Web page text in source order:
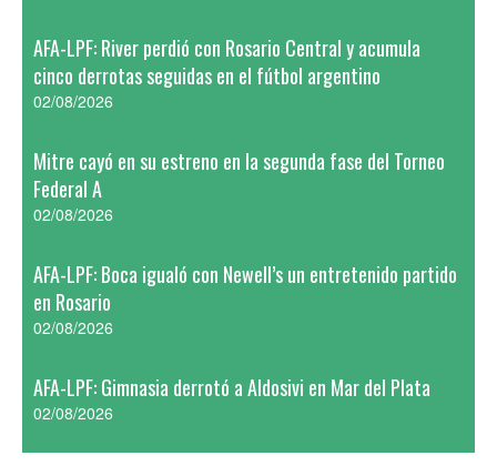
AFA-LPF: River perdió con Rosario Central y acumula
cinco derrotas seguidas en el fútbol argentino
02/08/2026
Mitre cayó en su estreno en la segunda fase del Torneo
Federal A
02/08/2026
AFA-LPF: Boca igualó con Newell’s un entretenido partido
en Rosario
02/08/2026
AFA-LPF: Gimnasia derrotó a Aldosivi en Mar del Plata
02/08/2026